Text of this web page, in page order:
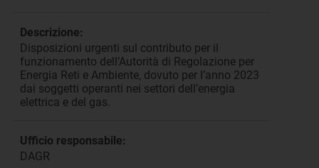
Descrizione:
Disposizioni urgenti sul contributo per il
funzionamento dell’Autorità di Regolazione per
Energia Reti e Ambiente, dovuto per l’anno 2023
dai soggetti operanti nei settori dell’energia
elettrica e del gas.
Ufficio responsabile:
DAGR